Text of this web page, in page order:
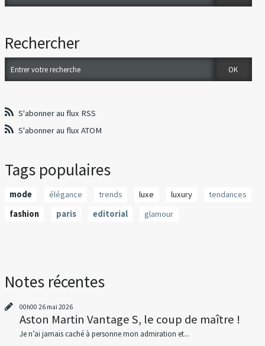
Rechercher
S'abonner au flux RSS
S'abonner au flux ATOM
Tags populaires
mode élégance trends luxe luxury
tendances
fashion
paris editorial glamour
Notes récentes
00h00 26 mai 2026
Aston Martin Vantage S, le coup de maître !
Je n’ai jamais caché à personne mon admiration et...